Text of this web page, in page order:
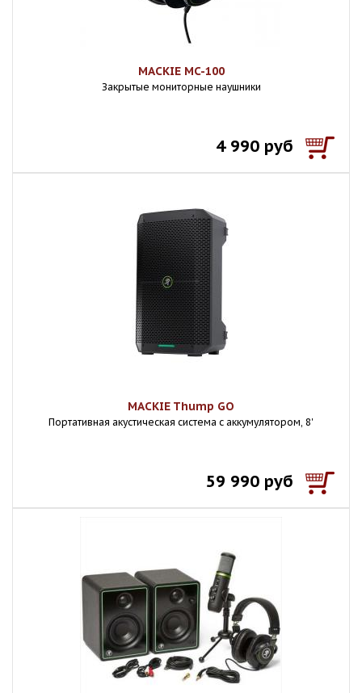
MACKIE MC-100
Закрытые мониторные наушники
4 990 руб
MACKIE Thump GO
Портативная акустическая система с аккумулятором, 8'
59 990 руб